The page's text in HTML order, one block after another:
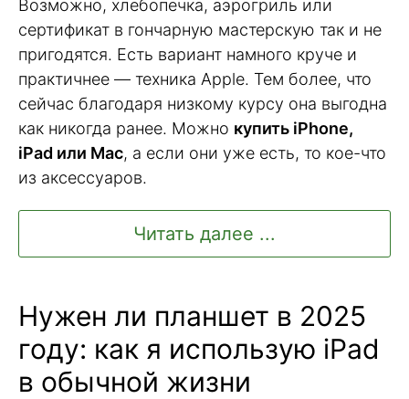
Возможно, хлебопечка, аэрогриль или
сертификат в гончарную мастерскую так и не
пригодятся. Есть вариант намного круче и
практичнее — техника Apple. Тем более, что
сейчас благодаря низкому курсу она выгодна
как никогда ранее. Можно купить iPhone,
iPad или Mac, а если они уже есть, то кое-что
из аксессуаров.
Читать далее ...
Нужен ли планшет в 2025
году: как я использую iPad
в обычной жизни